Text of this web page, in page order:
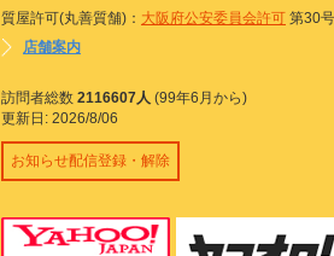
質屋許可(丸善質舗)： 大阪府公安委員会許可 第30号
店舗案内
訪問者総数 2116607人 (99年6月から)
更新日: 2026/8/06
お知らせ配信登録・解除